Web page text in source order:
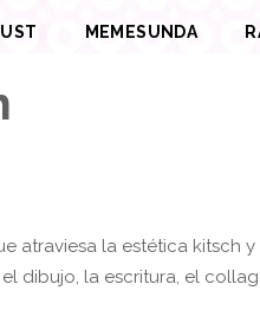
MEMESUNDA
atraviesa la estética kitsch
dibujo, la escritura, el